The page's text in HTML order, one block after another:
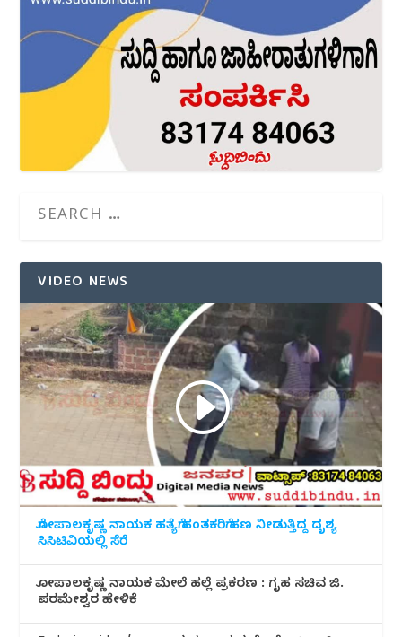
VIDEO NEWS
ಗೋಪಾಲಕೃಷ್ಣ ನಾಯಕ ಹತ್ಯೆಗೆ ಹಂತಕರಿಗೆ ಹಣ ನೀಡುತ್ತಿದ್ದ ದೃಶ್ಯ
ಸಿಸಿಟಿವಿಯಲ್ಲಿ ಸೆರೆ
ಗೋಪಾಲಕೃಷ್ಣ ನಾಯಕ ಮೇಲೆ ಹಲ್ಲೆ ಪ್ರಕರಣ : ಗೃಹ ಸಚಿವ ಜಿ.
ಪರಮೇಶ್ವರ ಹೇಳಿಕೆ